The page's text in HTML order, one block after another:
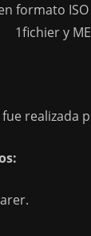
formato
1fichier y
realizada